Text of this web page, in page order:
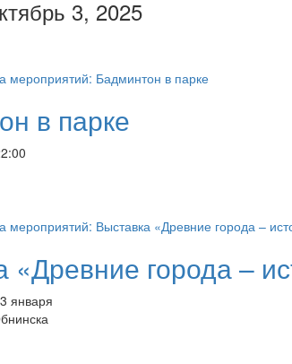
3, 2025
в парке
«Древние города –
января